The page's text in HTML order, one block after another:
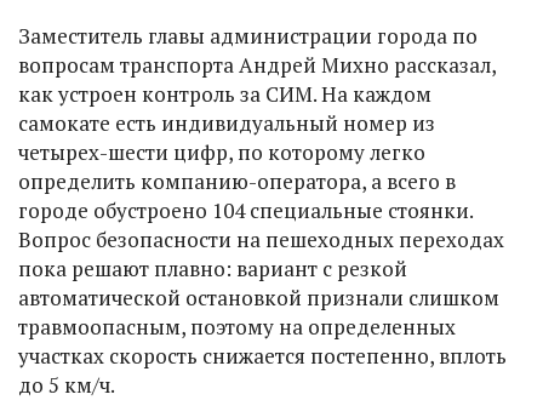
Заместитель главы администрации города по
вопросам транспорта Андрей Михно рассказал,
как устроен контроль за СИМ. На каждом
самокате есть индивидуальный номер из
четырех-шести цифр, по которому легко
определить компанию-оператора, а всего в
городе обустроено 104 специальные стоянки.
Вопрос безопасности на пешеходных переходах
пока решают плавно: вариант с резкой
автоматической остановкой признали слишком
травмоопасным, поэтому на определенных
участках скорость снижается постепенно, вплоть
до 5 км/ч.